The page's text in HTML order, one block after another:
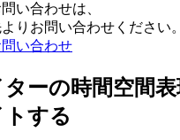
い合わせは、
りお問い合わせください。
い合わせ
ーの時間空間表
する